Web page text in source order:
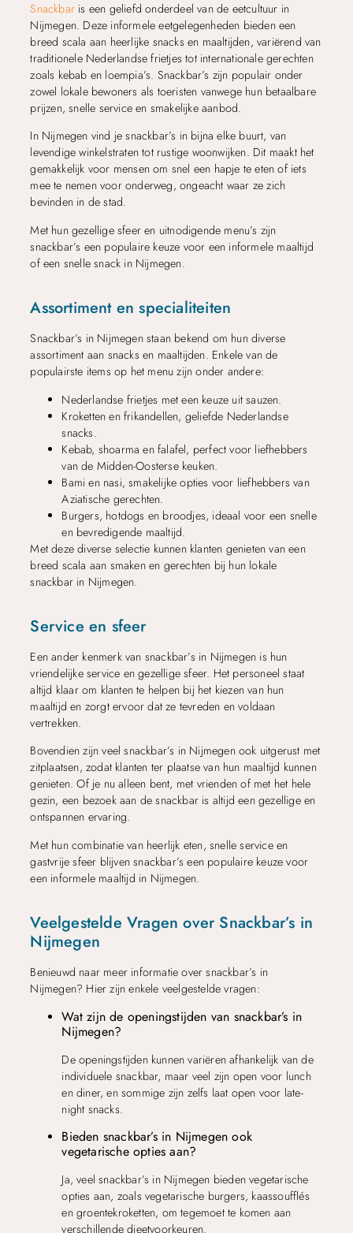
Snackbar is een geliefd onderdeel van de eetcultuur in
Nijmegen. Deze informele eetgelegenheden bieden een
breed scala aan heerlijke snacks en maaltijden, variërend van
traditionele Nederlandse frietjes tot internationale gerechten
zoals kebab en loempia’s. Snackbar’s zijn populair onder
zowel lokale bewoners als toeristen vanwege hun betaalbare
prijzen, snelle service en smakelijke aanbod.
In Nijmegen vind je snackbar’s in bijna elke buurt, van
levendige winkelstraten tot rustige woonwijken. Dit maakt het
gemakkelijk voor mensen om snel een hapje te eten of iets
mee te nemen voor onderweg, ongeacht waar ze zich
bevinden in de stad.
Met hun gezellige sfeer en uitnodigende menu’s zijn
snackbar’s een populaire keuze voor een informele maaltijd
of een snelle snack in Nijmegen.
Assortiment en specialiteiten
Snackbar’s in Nijmegen staan bekend om hun diverse
assortiment aan snacks en maaltijden. Enkele van de
populairste items op het menu zijn onder andere:
Nederlandse frietjes met een keuze uit sauzen.
Kroketten en frikandellen, geliefde Nederlandse
snacks.
Kebab, shoarma en falafel, perfect voor liefhebbers
van de Midden-Oosterse keuken.
Bami en nasi, smakelijke opties voor liefhebbers van
Aziatische gerechten.
Burgers, hotdogs en broodjes, ideaal voor een snelle
en bevredigende maaltijd.
Met deze diverse selectie kunnen klanten genieten van een
breed scala aan smaken en gerechten bij hun lokale
snackbar in Nijmegen.
Service en sfeer
Een ander kenmerk van snackbar’s in Nijmegen is hun
vriendelijke service en gezellige sfeer. Het personeel staat
altijd klaar om klanten te helpen bij het kiezen van hun
maaltijd en zorgt ervoor dat ze tevreden en voldaan
vertrekken.
Bovendien zijn veel snackbar’s in Nijmegen ook uitgerust met
zitplaatsen, zodat klanten ter plaatse van hun maaltijd kunnen
genieten. Of je nu alleen bent, met vrienden of met het hele
gezin, een bezoek aan de snackbar is altijd een gezellige en
ontspannen ervaring.
Met hun combinatie van heerlijk eten, snelle service en
gastvrije sfeer blijven snackbar’s een populaire keuze voor
een informele maaltijd in Nijmegen.
Veelgestelde Vragen over Snackbar’s in
Nijmegen
Benieuwd naar meer informatie over snackbar’s in
Nijmegen? Hier zijn enkele veelgestelde vragen:
Wat zijn de openingstijden van snackbar’s in
Nijmegen?
De openingstijden kunnen variëren afhankelijk van de
individuele snackbar, maar veel zijn open voor lunch
en diner, en sommige zijn zelfs laat open voor late-
night snacks.
Bieden snackbar’s in Nijmegen ook
vegetarische opties aan?
Ja, veel snackbar’s in Nijmegen bieden vegetarische
opties aan, zoals vegetarische burgers, kaassoufflés
en groentekroketten, om tegemoet te komen aan
verschillende dieetvoorkeuren.